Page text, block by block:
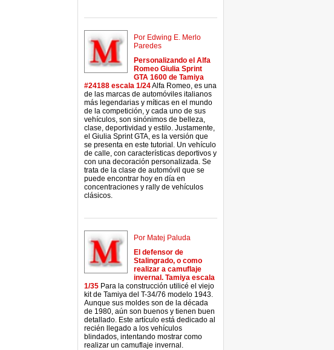
Por Edwing E. Merlo
Paredes
Personalizando el Alfa
Romeo Giulia Sprint
GTA 1600 de Tamiya
#24188 escala 1/24Alfa Romeo, es una
de las marcas de automóviles italianos
más legendarias y míticas en el mundo
de la competición, y cada uno de sus
vehículos, son sinónimos de belleza,
clase, deportividad y estilo. Justamente,
el Giulia Sprint GTA, es la versión que
se presenta en este tutorial. Un vehículo
de calle, con características deportivos y
con una decoración personalizada. Se
trata de la clase de automóvil que se
puede encontrar hoy en día en
concentraciones y rally de vehículos
clásicos.
Por Matej Paluda
El defensor de
Stalingrado, o como
realizar a camuflaje
invernal. Tamiya escala
1/35 Para la construcción utilicé el viejo
kit de Tamiya del T-34/76 modelo 1943.
Aunque sus moldes son de la década
de 1980, aún son buenos y tienen buen
detallado. Este artículo está dedicado al
recién llegado a los vehículos
blindados, intentando mostrar como
realizar un camuflaje invernal.